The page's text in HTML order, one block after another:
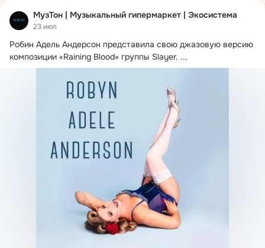
МузТон | Музыкальный гипермаркет | Экосистема
23 июл
Робин Адель Андерсон представила свою джазовую версию
композиции «Raining Blood» группы Slayer. ...